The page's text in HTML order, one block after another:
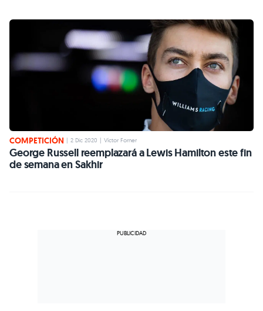
COMPETICIÓN | 2 Dic 2020 | Víctor Forner
George Russell reemplazará a Lewis Hamilton este fin
de semana en Sakhir